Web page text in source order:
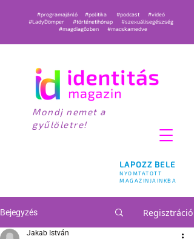
LAPOZZ BELE
NYOMTATOTT
MAGAZINJAINKBA
#programajánló #politika #podcast
#videó
#LadyDömper
#történetihónap
#szexuálisegészség
#magdiagőzben
#macskamedve
Mondj nemet a
gyűlöletre!
Bejegyzés Regisztráció
Jakab István